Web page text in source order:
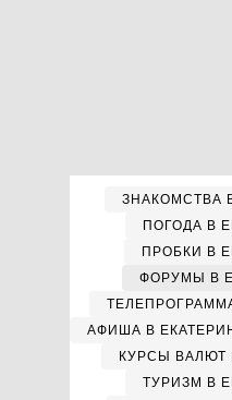
ЗНАКОМСТВА
ПОГОДА В
ПРОБКИ В
ФОРУМЫ В
АФИША В
КУРСЫ ВАЛЮТ
ТУРИЗМ В